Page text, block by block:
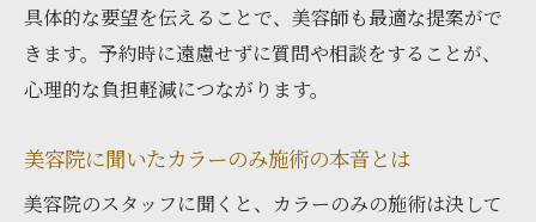
具体的な要望を伝えることで、美容師も最適な提案がで
きます。予約時に遠慮せずに質問や相談をすることが、
心理的な負担軽減につながります。
美容院に聞いたカラーのみ施術の本音とは
美容院のスタッフに聞くと、カラーのみの施術は決して